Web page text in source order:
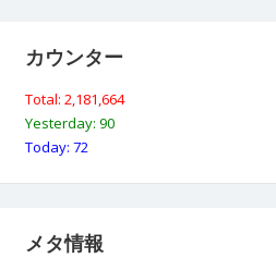
カウンター
Total: 2,181,664
Yesterday: 90
Today: 72
メタ情報